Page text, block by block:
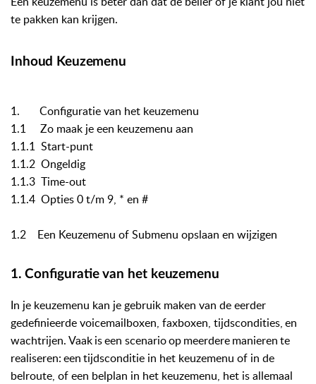
te pakken kan krijgen.
Inhoud Keuzemenu
1. Configuratie van het keuzemenu
1.1 Zo maak je een keuzemenu aan
1.1.1 Start-punt
1.1.2 Ongeldig
1.1.3 Time-out
1.1.4 Opties 0 t/m 9, * en #
1.2 Een Keuzemenu of Submenu opslaan en wijzigen
1. Configuratie van het keuzemenu
In je keuzemenu kan je gebruik maken van de eerder
gedefinieerde voicemailboxen, faxboxen, tijdscondities,en
wachtrijen.Vaakiseen scenarioopmeerderemanierente
realiseren:eentijdsconditie in het keuzemenu of in de
belroute, of een belplan in het keuzemenu, het is allemaal